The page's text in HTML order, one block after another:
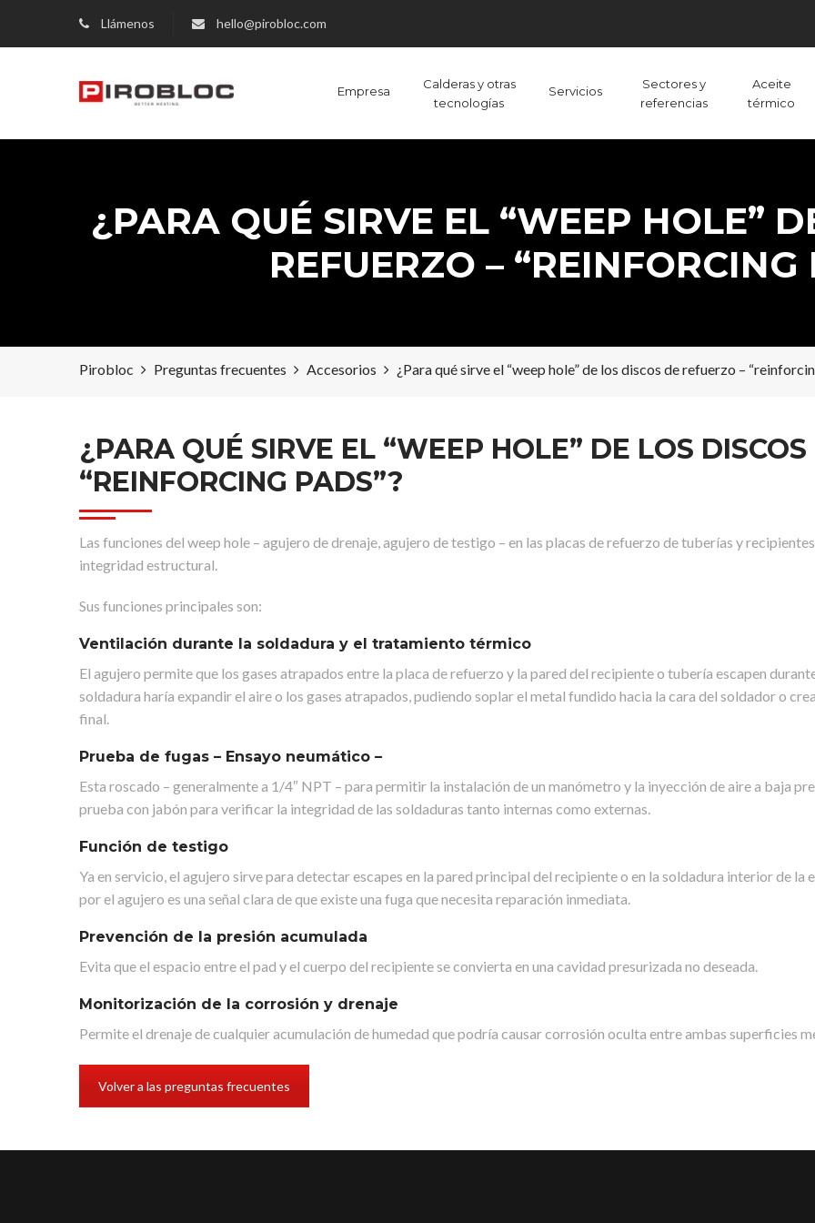
Llámenos hello@pirobloc.com
Empresa
Calderas y otras
tecnologías
Servicios
Sectores y
referencias
Aceite
térmico
¿PARA QUÉ SIRVE EL “WEEP HOLE”
REFUERZO – “REINFORCING
Pirobloc Preguntas frecuentes Accesorios ¿Para qué sirve el “weep hole” de los discos de refuerzo –
¿PARA QUÉ SIRVE EL “WEEP HOLE” DE LOS
“REINFORCING PADS”?
Las funciones del weep hole – agujero de drenaje, agujero de testigo – en las placas de refuerzo de tuberías y
integridad estructural.
Sus funciones principales son:
Ventilación durante la soldadura y el tratamiento térmico
El agujero permite que los gases atrapados entre la placa de refuerzo y la pared del recipiente o tubería escapen
soldadura haría expandir el aire o los gases atrapados, pudiendo soplar el metal fundido hacia la cara del soldador o
final.
Prueba de fugas – Ensayo neumático –
Esta roscado – generalmente a 1/4″ NPT – para permitir la instalación de un manómetro y la inyección de aire a baja
prueba con jabón para verificar la integridad de las soldaduras tanto internas como externas.
Función de testigo
Ya en servicio, el agujero sirve para detectar escapes en la pared principal del recipiente o en la soldadura interior de
por el agujero es una señal clara de que existe una fuga que necesita reparación inmediata.
Prevención de la presión acumulada
Evita que el espacio entre el pad y el cuerpo del recipiente se convierta en una cavidad presurizada no deseada.
Monitorización de la corrosión y drenaje
Permite el drenaje de cualquier acumulación de humedad que podría causar corrosión oculta entre ambas superficies
Volver a las preguntas frecuentes